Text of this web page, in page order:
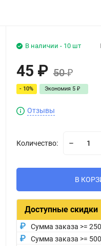
В наличии - 10 шт
45 ₽ 50₽
- 10% Экономия 5 ₽
Отзывы
Количество:
В
Доступные скидки
Сумма заказа >=
Сумма заказа >=